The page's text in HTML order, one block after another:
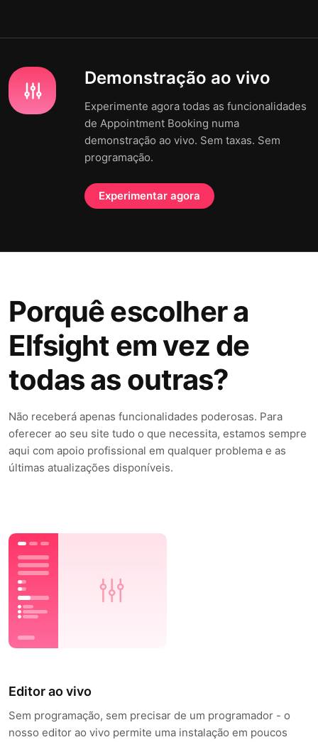
Demonstração ao vivo
Experimente agora todas as funcionalidades
de Appointment Booking numa
demonstração ao vivo. Sem taxas. Sem
programação.
Experimentar agora
Porquê escolher a
Elfsight em vez de
todas as outras?
Não receberá apenas funcionalidades poderosas. Para
oferecer ao seu site tudo o que necessita, estamos sempre
aqui com apoio profissional em qualquer problema e as
últimas atualizações disponíveis.
Editor ao vivo
Sem programação, sem precisar de um programador - o
nosso editor ao vivo permite uma instalação em poucos